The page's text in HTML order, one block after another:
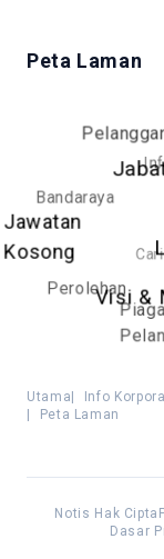
Peta Laman
Visi &
Jawatan
Kosong
Perolehan
Bandaraya
Utama Info
Peta Laman
Notis Hak Cipta
Dasar